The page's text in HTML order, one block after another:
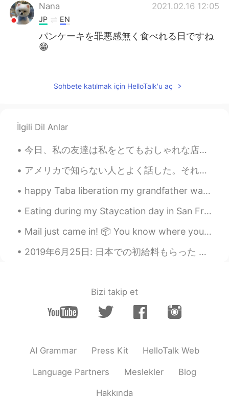
Nana 2021.02.16 12:05
JP EN
パンケーキを罪悪感無く食べれる日ですね
😁
Natsumi なつみ
JP EN
日本のコメディアンが数年前に参加して、
ほんとに楽しそうです✨
Sohbete katılmak için HelloTalk'u aç
İlgili Dil Anlar
今日、私の友達は私をとてもおしゃれな店に連れて行ってくれました。これはメロンパンだと思うかもしれない、ぜんぜん違うよ。 これは有名な香港のボロパンです。メロンパンに似てるけど、まったく同じではな...
アメリカで知らない人とよく話した。それはアメリカの文化で普通です。「あ~髪を切ったね！可愛いよ」って言うは普通です。日本で普通じゃないかもしれない。僕は毎週家の近く店に行く。店員とそんな感じ話し...
happy Taba liberation my grandfather was a hero in this war 32 years ago I will never forget wha...
Eating during my Staycation day in San Francisco...Yummo! It was an incredibly beautiful day with...
Mail just came in! 📦 You know where you can find me~🤣🤭 ああー めちゃ嬉しいや～！ 休暇は忙しくなりますやね （笑） 新学期までにたっぷ...
2019年6月25日: 日本での初給料もらった 笑笑 （やっと 笑) もう買い物もしちゃった😚 職場の人達がすごく優しくて面白いので、毎日楽しんでいる。（もちろん仕事しながら 笑笑) 上司も...
Bizi takip et
AI Grammar Press Kit HelloTalk Web
Language Partners Meslekler Blog
Hakkında